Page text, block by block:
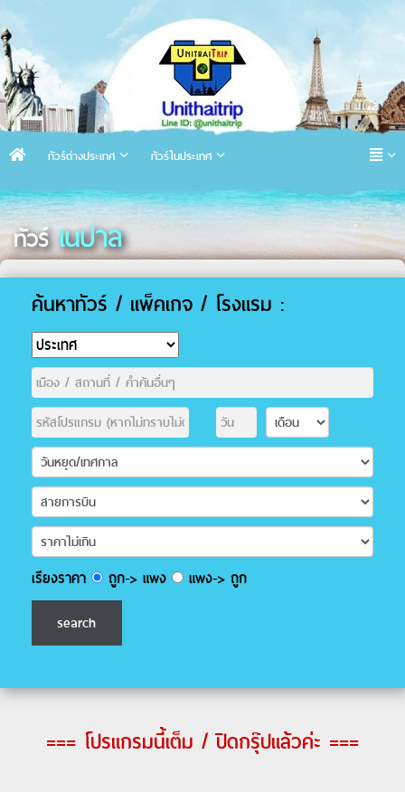
ทัวร์ต่างประเทศ ทัวร์ในประเทศ
ทัวร์ เนปาล
ค้นหาทัวร์ / แพ็คเกจ / โรงแรม :
เรียงราคา ถูก-> แพง แพง-> ถูก
=== โปรแกรมนี้เต็ม / ปิดกรุ๊ปแล้วค่ะ ===